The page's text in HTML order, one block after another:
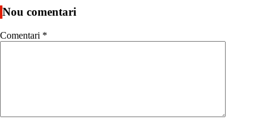
Nou comentari
Comentari *